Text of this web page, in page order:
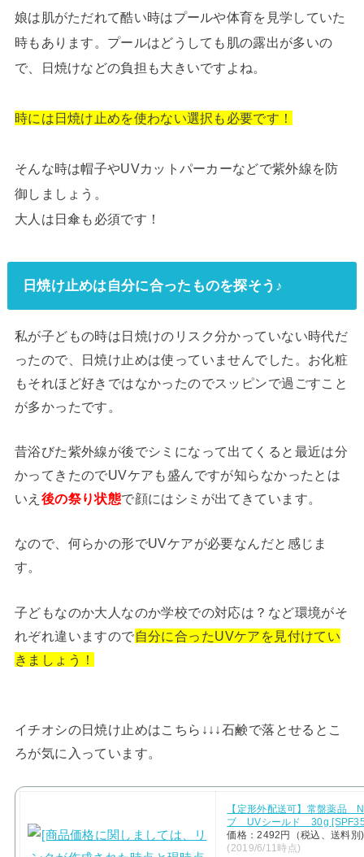
娘は肌がただれて酷い時はプールや体育を見学していた
時もあります。プールはどうしても肌の露出が多いの
で、日焼けなどの負担も大きいですよね。
時には日焼け止めを使わない選択も必要です！
そんな時は帽子やUVカットパーカーなどで紫外線を防
御しましょう。
大人は日傘も必須です！
日焼け止めは自分に合ったものを探そう♪
私が子どもの時は日焼けのリスク分かっていない時代だ
ったので、日焼け止めは使っていませんでした。お化粧
もそれほど好きではなかったのでスッピンで過ごすこと
が多かったです。
昔浴びた紫外線が後でシミになって出てくると最近は分
かってきたのでUVケアも盛んですが知らなかったとは
いえ 後の祭り状態で顔にはシミが出てきています。
なので、何らかの形でUVケアが必要なんだと感じま
す。
子どもなのか大人なのか学校での対応は？など環境がそ
れぞれ違いますので自分に合ったUVケアを見付けてい
きましょう！
イチオシの日焼け止めはこちら↓↓↓石鹸で落とせるとこ
ろが気に入っています。
【定形外配送可】常盤薬品
ブ UVシールド 30g
価格：2492円（税込、送料別)
(2019/6/11時点)